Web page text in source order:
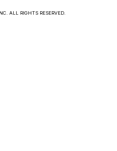
ALL RIGHTS RESERVED.